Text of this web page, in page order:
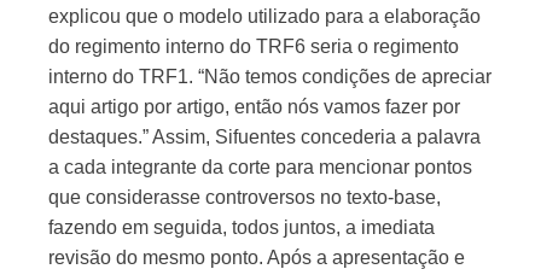
explicou que o modelo utilizado para a elaboração
do regimento interno do TRF6 seria o regimento
interno do TRF1. “Não temos condições de apreciar
aqui artigo por artigo, então nós vamos fazer por
destaques.” Assim, Sifuentes concederia a palavra
a cada integrante da corte para mencionar pontos
que considerasse controversos no texto-base,
fazendo em seguida, todos juntos, a imediata
revisão do mesmo ponto. Após a apresentação e